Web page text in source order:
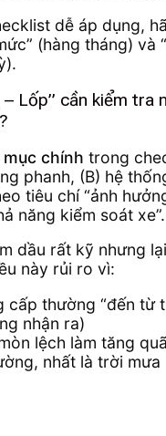
dễ áp dụng,
(hàng tháng) và
Lốp” cần kiểm tra
chính trong
phanh, (B) hệ
tiêu chí “ảnh
năng kiểm soát xe”.
dầu rất kỹ nhưng
này rủi ro vì:
cấp thường “đến từ
nhận ra)
lệch làm tăng
nhất là trời mưa